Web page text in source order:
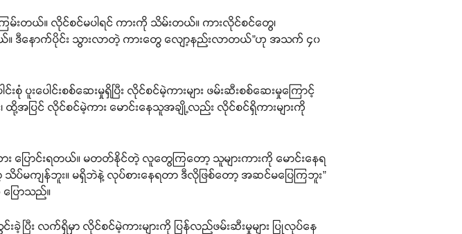
မ်းတယ်။ လိုင်စင်မပါရင် ကားကို သိမ်းတယ်။ ကားလိုင်စင်တွေ၊
ဒီနောက်ပိုင်း သွားလာတဲ့ ကားတွေ လျော့နည်းလာတယ်”ဟု အသက် ၄၀
းပေါင်းစစ်ဆေးမှုရှိပြီး လိုင်စင်မဲ့ကားများ ဖမ်းဆီးစစ်ဆေးမှုကြောင့်
ပြင် လိုင်စင်မဲ့ကား မောင်းနေသူအချို့လည်း လိုင်စင်ရှိကားများကို
ြောင်းရတယ်။ မတတ်နိုင်တဲ့ လူတွေကြတော့ သူများကားကို မောင်းနေရ
သိပ်မကျန်ဘူး။ မရှိဘဲနဲ့ လုပ်စားနေရတာ ဒီလိုဖြစ်တော့ အဆင်မပြေကြဘူး”
ြောသည်။
ြီး လက်ရှိမှာ လိုင်စင်မဲ့ကားများကို ပြန်လည်ဖမ်းဆီးမှုများ ပြုလုပ်နေ